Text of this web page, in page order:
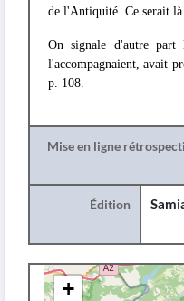
de l'Antiquité. Ce serait
On signale d'autre part
l'accompagnaient, avait
p. 108.
Mise en ligne
Édition
+